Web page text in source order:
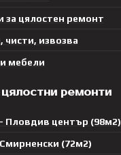
за цялостен ремонт
чисти, извозва
мебели
ремонти
Пловдив център (98м2)
(72м2)